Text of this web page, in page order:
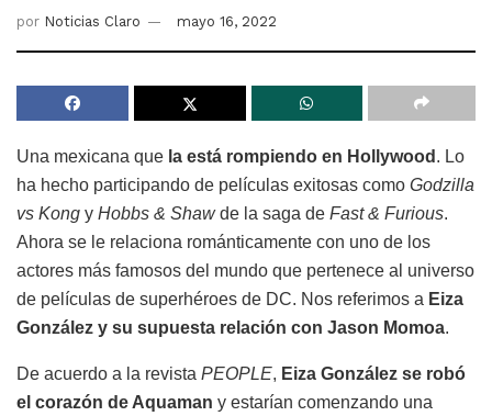
por Noticias Claro mayo 16, 2022
Una mexicana que la está rompiendo en Hollywood . Lo
ha hecho participando de películas exitosas como Godzilla
vs Kong y Hobbs & Shawde la saga de Fast & Furious.
Ahora se le relaciona románticamente con uno de los
actores más famosos del mundo que pertenece al universo
de películas de superhéroes de DC. Nos referimos a Eiza
González y su supuesta relación con Jason Momoa.
De acuerdo a la revista PEOPLE, Eiza González se robó
el corazón de Aquaman y estarían comenzando una